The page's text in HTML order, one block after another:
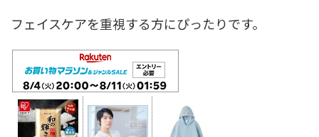
フェイスケアを重視する方にぴったりです。